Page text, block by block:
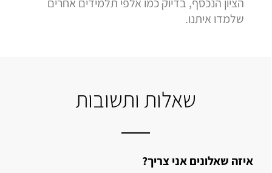
הציון הנכסף, בדיוק כמו אלפי תלמידים אחרים
שלמדו איתנו.
שאלות ותשובות
איזה שאלונים אני צריך?